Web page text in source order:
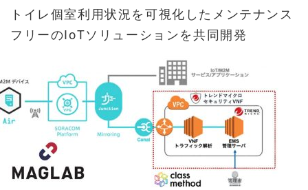
トイレ個室利用状況を可視化したメンテナンス
フリーのIoTソリューションを共同開発